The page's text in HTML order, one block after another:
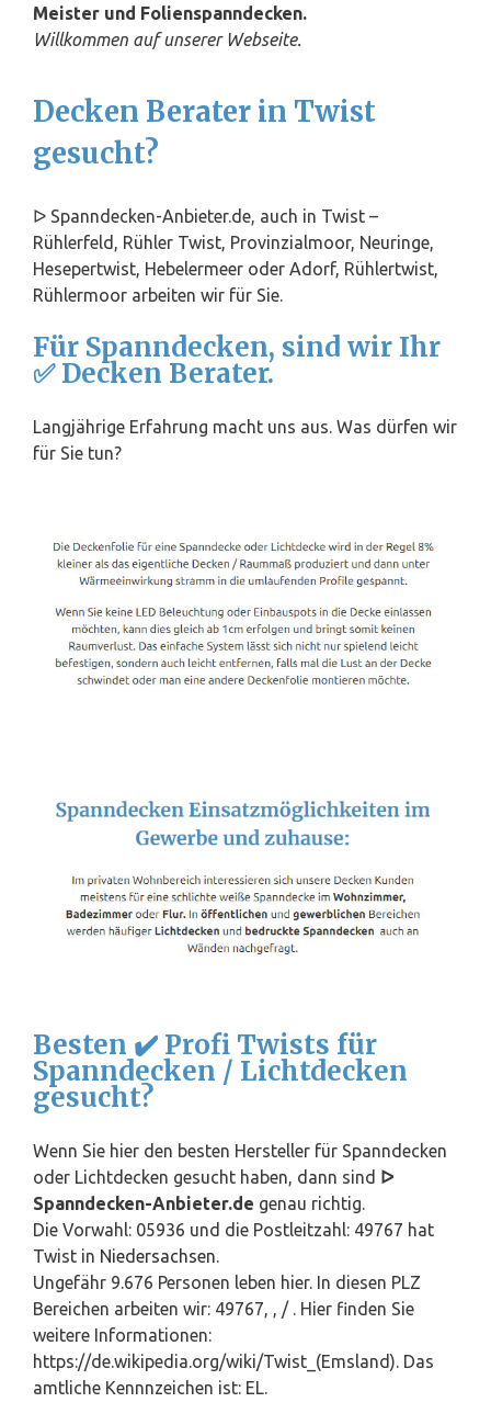
Meister und Folienspanndecken.
Willkommen auf unserer Webseite.
Decken Berater in Twist
gesucht?
ᐅ Spanndecken-Anbieter.de, auch in Twist –
Rühlerfeld, Rühler Twist, Provinzialmoor, Neuringe,
Hesepertwist, Hebelermeer oder Adorf, Rühlertwist,
Rühlermoor arbeiten wir für Sie.
Für Spanndecken, sind wir Ihr
✅ Decken Berater.
Langjährige Erfahrung macht uns aus. Was dürfen wir
für Sie tun?
Besten ✔️ Profi Twists für
Spanndecken / Lichtdecken
gesucht?
Wenn Sie hier den besten Hersteller für Spanndecken
oder Lichtdecken gesucht haben, dann sind ᐅ
Spanndecken-Anbieter.de genau richtig.
Die Vorwahl: 05936 und die Postleitzahl: 49767 hat
Twist in Niedersachsen.
Ungefähr 9.676 Personen leben hier. In diesen PLZ
Bereichen arbeiten wir: 49767, , / . Hier finden Sie
weitere Informationen:
https://de.wikipedia.org/wiki/Twist_(Emsland). Das
amtliche Kennnzeichen ist: EL.